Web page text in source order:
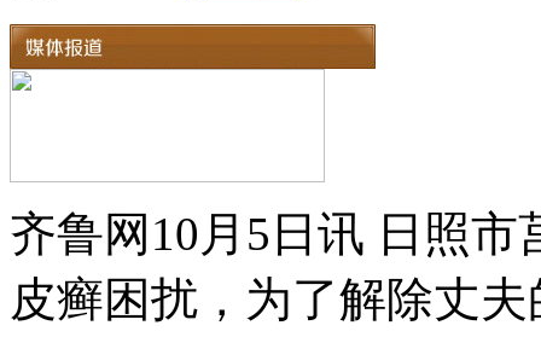
齐鲁网10月5日讯 日照
皮癣困扰，为了解除丈